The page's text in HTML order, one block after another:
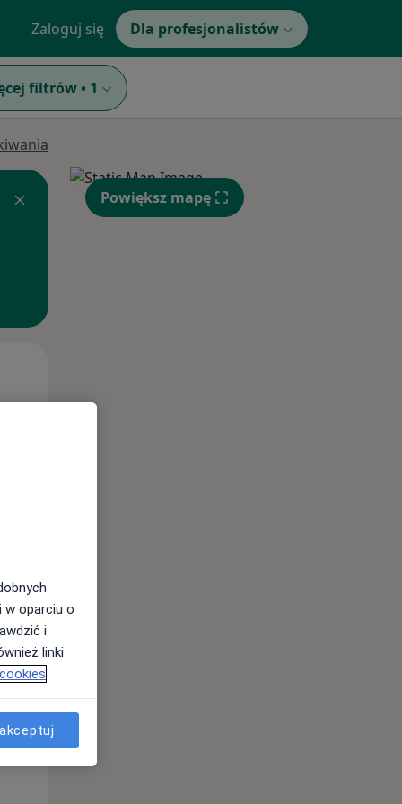
Zaloguj się Dla profesjonalistów
filtrów • 1
Powiększ mapę
w oparciu o
i
linki